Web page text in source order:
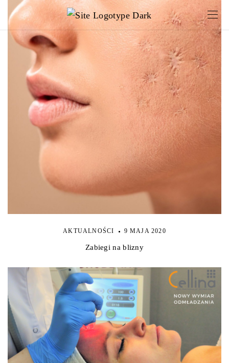
AKTUALNOŚCI 9 MAJA 2020
Zabiegi na blizny